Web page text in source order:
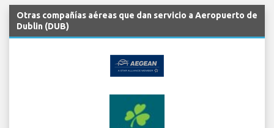
Otras compañías aéreas que dan servicio a Aeropuerto de
Dublin (DUB)